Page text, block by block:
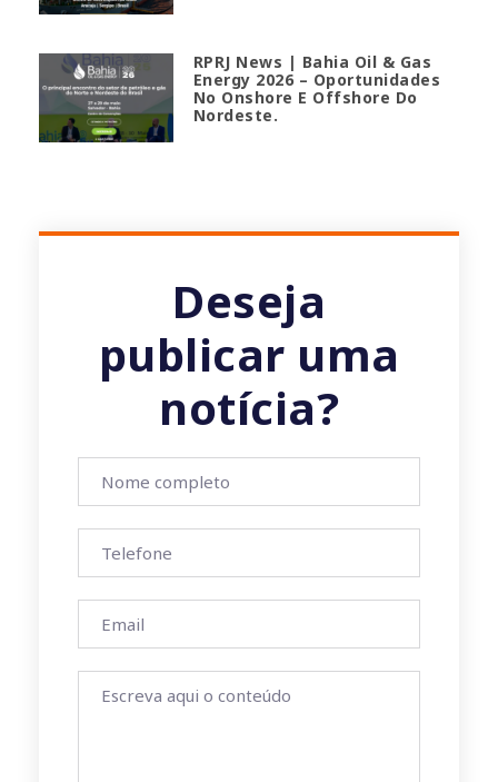
RPRJ News | Bahia Oil & Gas
Energy 2026 – Oportunidades
No Onshore E Offshore Do
Nordeste.
Deseja
publicar uma
notícia?